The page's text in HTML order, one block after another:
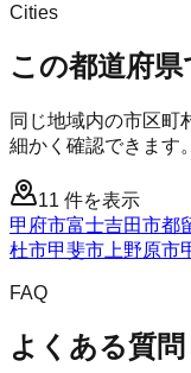
Cities
この都道府
同じ地域内の市区町
細かく確認できます。
11 件を表示
甲府市富士吉田市都
杜市甲斐市 上野原市
FAQ
よくある質問